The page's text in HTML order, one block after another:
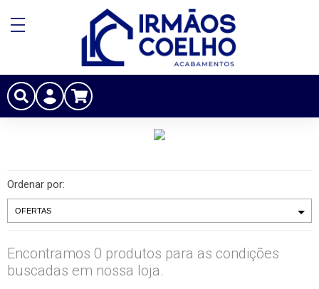
Ordenar por:
Encontramos 0 produtos para as condições
buscadas em nossa loja.